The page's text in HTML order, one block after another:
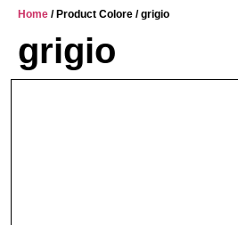
Home / Product Colore / grigio
grigio